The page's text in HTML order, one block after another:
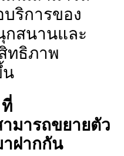
ริการของ
สนานและ
ทธิภาพ
มารถขยายตัว
ฝากกัน